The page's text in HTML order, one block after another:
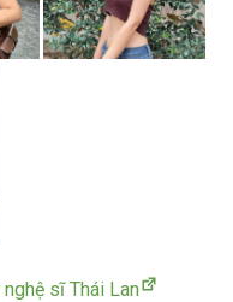
sĩ Thái Lan